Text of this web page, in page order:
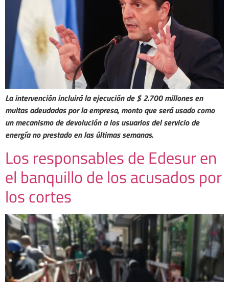
La intervención incluirá la ejecución de $ 2.700 millones en
multas adeudadas por la empresa, monto que será usado como
un mecanismo de devolución a los usuarios del servicio de
energía no prestado en las últimas semanas.
Los responsables de Edesur en
el banquillo de los acusados por
los cortes